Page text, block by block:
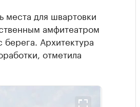
места для швартовки
амфитеатром
берега. Архитектура
отметила